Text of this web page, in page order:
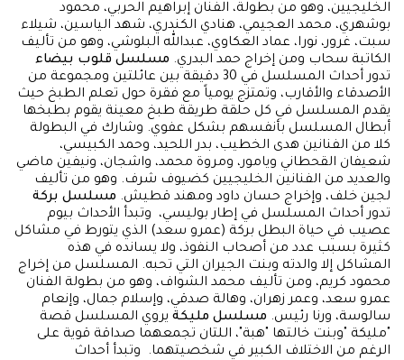
الخليجيين، وهو من بطولة، الفنان إبراهيم الحربي، محمود
بوشهري، محمد العجيمي، هنادي الكندري، شهد الياسين، شيلاء
سبت، غرور، نورا، عماد العكاوي، عبدالله البلوشي، وهو من تأليف
الكاتبة سحاب ومن إخراج حمد البدري. مسلسل قلوب بيضاء
تدور أحداث المسلسل في 30 دقيقة بين عائلتين ومجموعة من
الأصدقاء والأقارب، وتمتزج يومياً مع فقرة حول تعلم الطبخ حيث
يقدم المسلسل في كل حلقة طريقة طبخ معينة يقوم بطبخها
أبطال المسلسل بأنفسهم بشكل عفوي. وشارك في البطولة
كلا من الفنانين هدى الخطيب، بدر اللحيد، وحمد الكبيسي،
شعيفان القحطاني ويامور، ومروة محمد، واشجان، ونيفين ماضي
والعديد من الفنانين الخليجيين كضيوف شرف. وهو من تأليف
لجين خلف، وإخراج حسان داود ومهند قطيش. مسلسل بركة
تدور أحداث المسلسل في إطار بوليسي، وتبدأ الأحداث بيوم
عصيب في حياة البطل بركة (عمرو سعد) الذي يتورط في مشاكل
كثيرة بسبب عدد من أصحاب النفوذ، ولا يسانده في هذه
المشاكل إلا والدته وبنت الجيران التي تحبه. المسلسل من إخراج
محمود كريم، ومن تأليف محمد الشواف، وهو من بطولة الفنان
عمرو سعد، وعمر زهران، وهالة صدقي، وإسلام جمال، وإنعام
سالوسة، ورنا رئيس. مسلسل مليكة يروي المسلسل قصة
"مليكة "وبنت خالتها "هبة"، اللتان تجمعهما صداقة قوية على
الرغم من الاختلاف الكبير في شخصيتهما. وتبدأ أحداث